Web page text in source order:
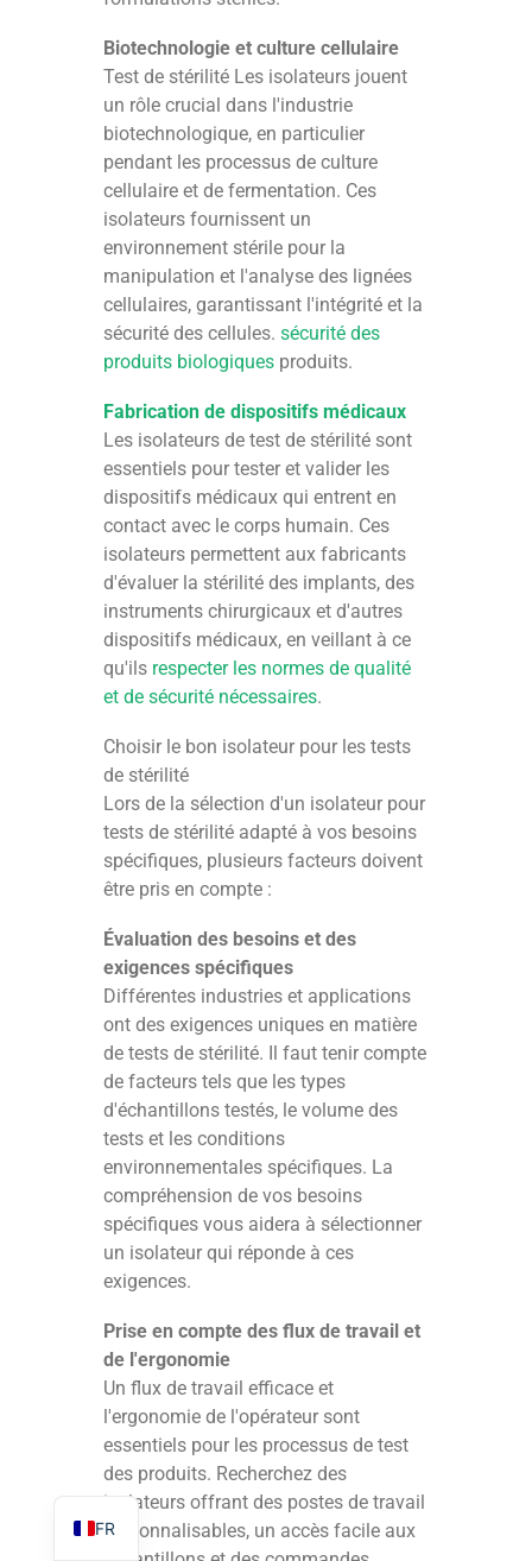
Biotechnologie et culture cellulaire
Test de stérilité Les isolateurs jouent
un rôle crucial dans l'industrie
biotechnologique, en particulier
pendant les processus de culture
cellulaire et de fermentation. Ces
isolateurs fournissent un
environnement stérile pour la
manipulation et l'analyse des lignées
cellulaires, garantissant l'intégrité et la
sécurité des cellules.sécurité des
produits biologiques produits.
Fabrication de dispositifs médicaux
Les isolateurs de test de stérilité sont
essentiels pour tester et valider les
dispositifs médicaux qui entrent en
contact avec le corps humain. Ces
isolateurs permettent aux fabricants
d'évaluer la stérilité des implants, des
instruments chirurgicaux et d'autres
dispositifs médicaux, en veillant à ce
qu'ils respecter les normes de qualité
et de sécurité nécessaires.
Choisir le bon isolateur pour les tests
de stérilité
Lors de la sélection d'un isolateur pour
tests de stérilité adapté à vos besoins
spécifiques, plusieurs facteurs doivent
être pris en compte :
Évaluation des besoins et des
exigences spécifiques
Différentes industries et applications
ont des exigences uniques en matière
de tests de stérilité. Il faut tenir compte
de facteurs tels que les types
d'échantillons testés, le volume des
tests et les conditions
environnementales spécifiques. La
compréhension de vos besoins
spécifiques vous aidera à sélectionner
un isolateur qui réponde à ces
exigences.
Prise en compte des flux de travail et
de l'ergonomie
Un flux de travail efficace et
l'ergonomie de l'opérateur sont
essentiels pour les processus de test
des produits. Recherchez des
isolateurs offrant des postes de travail
personnalisables, un accès facile aux
FR
KO
IT
PT
RU
RO
ES
TR